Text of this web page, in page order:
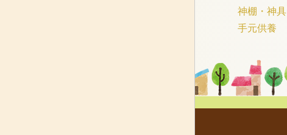
神棚・神具
手元供養